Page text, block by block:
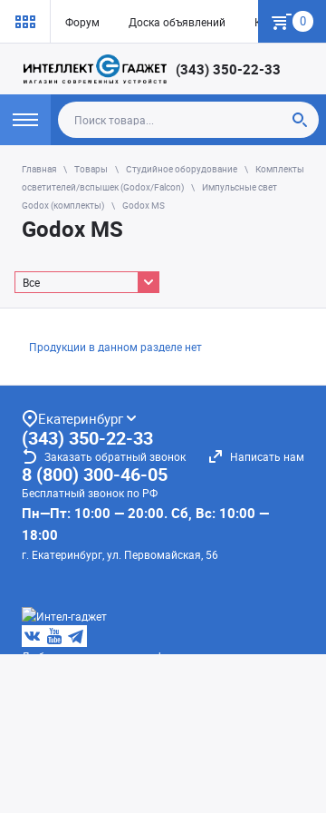
Форум Доска объявлений Как купить
0
(343) 350-22-33
Главная Товары Студийное оборудование
Комплекты
осветителей/вспышек (Godox/Falcon)
Импульсные свет
Godox (комплекты)
Godox MS
Godox MS
Все
Продукции в данном разделе нет
Екатеринбург
(343) 350-22-33
Заказать обратный звонок Написать нам
8 (800) 300-46-05
Бесплатный звонок по РФ
Пн—Пт: 10:00 — 20:00. Сб, Вс: 10:00 —
18:00
г. Екатеринбург, ул. Первомайская, 56
Любое несоответствие информации о продукте на